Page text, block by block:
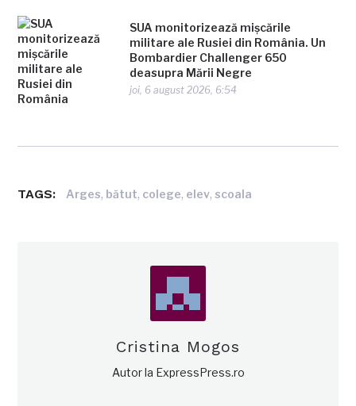
SUA monitorizează mișcările
militare ale Rusiei din România. Un
Bombardier Challenger 650
deasupra Mării Negre
joi, 6 august 2026, 6:54
TAGS: Arges, bătut, colege, elev,scoala
Cristina Mogos
Autor la ExpressPress.ro